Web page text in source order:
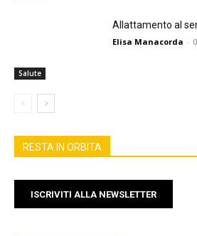
Salute
Allattamento al
Elisa Manacorda -
RESTA IN ORBITA
ISCRIVITI ALLA NEWSLETTER